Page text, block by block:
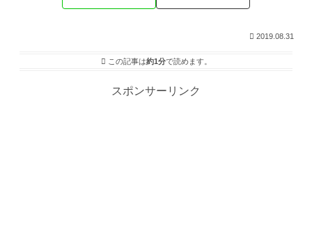
2019.08.31
この記事は約1分で読めます。
スポンサーリンク